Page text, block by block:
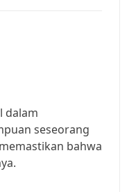
dalam
seseorang
bahwa